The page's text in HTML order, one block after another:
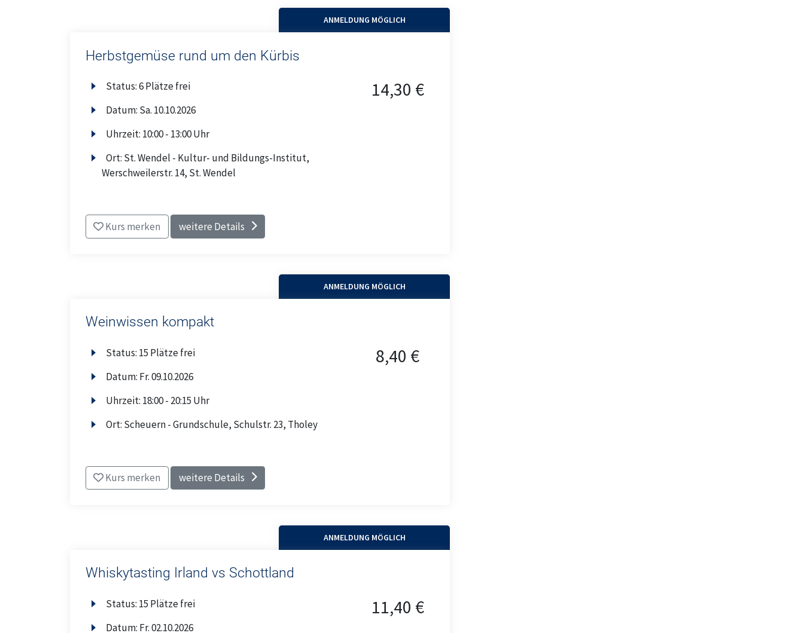
ANMELDUNG MÖGLICH
Herbstgemüse rund um den Kürbis
Status:6 Plätze frei
Datum: Sa. 10.10.2026
Uhrzeit: 10:00 - 13:00 Uhr
Ort: St. Wendel - Kultur- und Bildungs-Institut,
Werschweilerstr. 14, St. Wendel
14,30 €
Kurs merken weitere Details
ANMELDUNG MÖGLICH
Weinwissen kompakt
Status: 15 Plätze frei
Datum: Fr.09.10.2026
Uhrzeit: 18:00 - 20:15 Uhr
Ort: Scheuern - Grundschule, Schulstr. 23, Tholey
8,40 €
Kurs merken weitere Details
ANMELDUNG MÖGLICH
Whiskytasting Irland vs Schottland
Status: 15 Plätze frei
Datum: Fr.02.10.2026
11,40 €